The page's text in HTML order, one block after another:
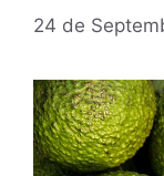
24 de